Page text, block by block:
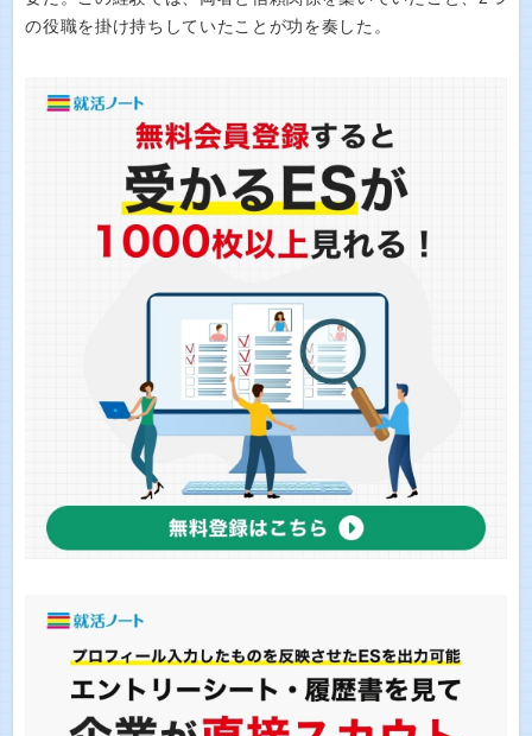
の役職を掛け持ちしていたことが功を奏した。